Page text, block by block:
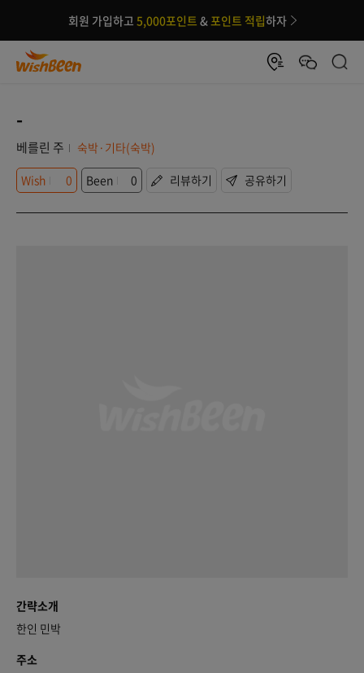
회원 가입하고 5,000포인트 &포인트 적립하자
-
베를린 주
숙박·기타(숙박)
Wish
0 Been 0 리뷰하기 공유하기
간략소개
한인 민박
주소